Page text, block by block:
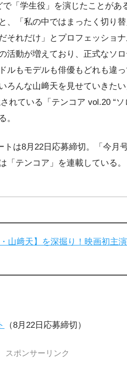
「学生役」を演じたことがあ
、「私の中ではまったく切り
それだけ」とプロフェッショ
活動が増えており、正式なソ
ルもモデルも俳優もどれも違
んな山﨑天を見せていきたい
れている「テンコア vol.20 “ソ
。
トは8月22日応募締切。「今月
「テンコア」を連載している。
山﨑天】を深掘り！映画初主
（8月22日応募締切）
スポンサーリンク